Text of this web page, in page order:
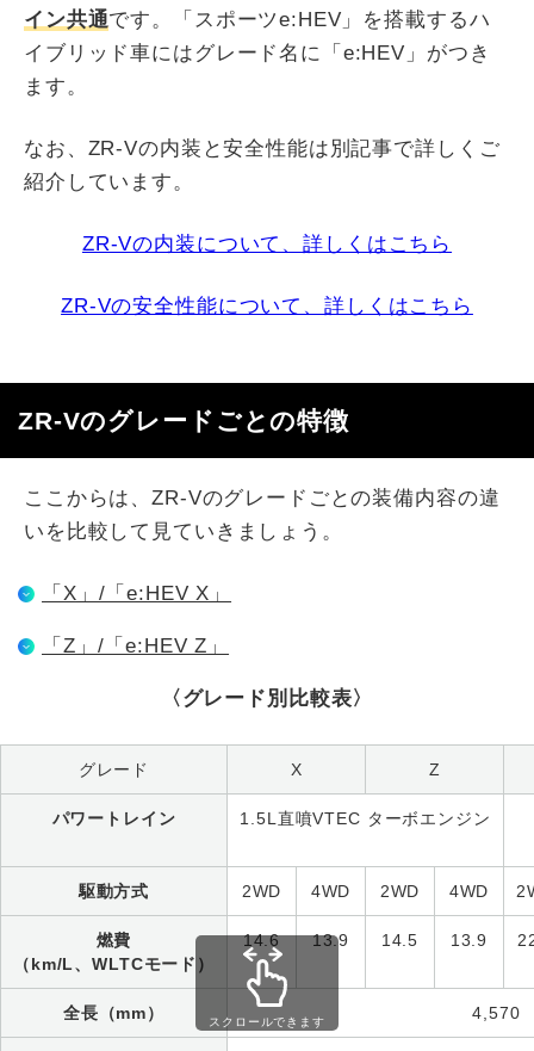
イン共通です。「スポーツe:HEV」を搭載するハ
イブリッド車にはグレード名に「e:HEV」がつき
ます。
なお、ZR-Vの内装と安全性能は別記事で詳しくご
紹介しています。
ZR-Vの内装について、詳しくはこちら
ZR-Vの安全性能について、詳しくはこちら
ZR-Vのグレードごとの特徴
ここからは、ZR-Vのグレードごとの装備内容の違
いを比較して見ていきましょう。
「X」/「e:HEV X」
「Z」/「e:HEV Z」
〈グレード別比較表〉
グレード X Z
パワートレイン
1.5L直噴VTEC ターボエンジン
駆動方式 2WD 4WD 2WD 4WD
燃費
（km/L、WLTCモード）
14.6 13.9 14.5 13.9
全長（mm） 4,570
スクロールできます